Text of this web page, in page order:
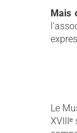
Mais
Le